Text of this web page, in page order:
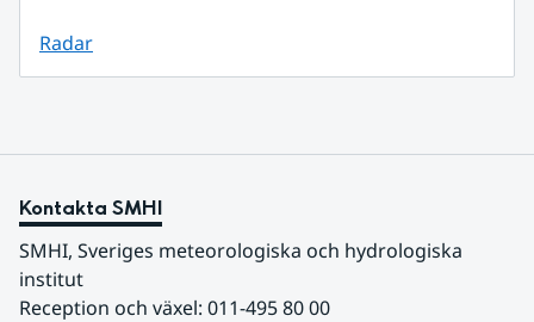
Radar
Kontakta SMHI
SMHI, Sveriges meteorologiska och hydrologiska
institut
Reception och växel: 011-495 80 00